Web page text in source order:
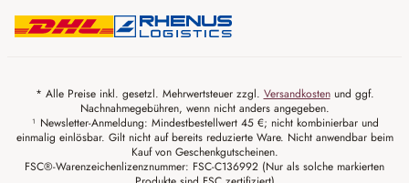
* Alle Preise inkl. gesetzl. Mehrwertsteuer zzgl. Versandkostenund ggf.
Nachnahmegebühren, wenn nicht anders angegeben.
¹ Newsletter-Anmeldung: Mindestbestellwert 45 €; nicht kombinierbar und
einmalig einlösbar. Gilt nicht auf bereits reduzierte Ware. Nicht anwendbar beim
Kauf von Geschenkgutscheinen.
FSC®-Warenzeichenlizenznummer: FSC-C136992 (Nur als solche markierten